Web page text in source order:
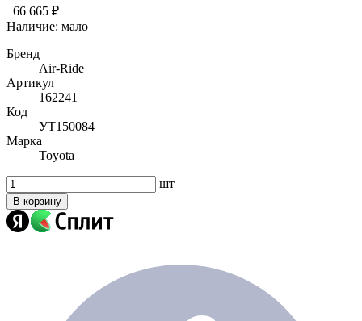
66 665 ₽
Наличие: мало
Бренд
Air-Ride
Артикул
162241
Код
УТ150084
Марка
Toyota
шт
В корзину